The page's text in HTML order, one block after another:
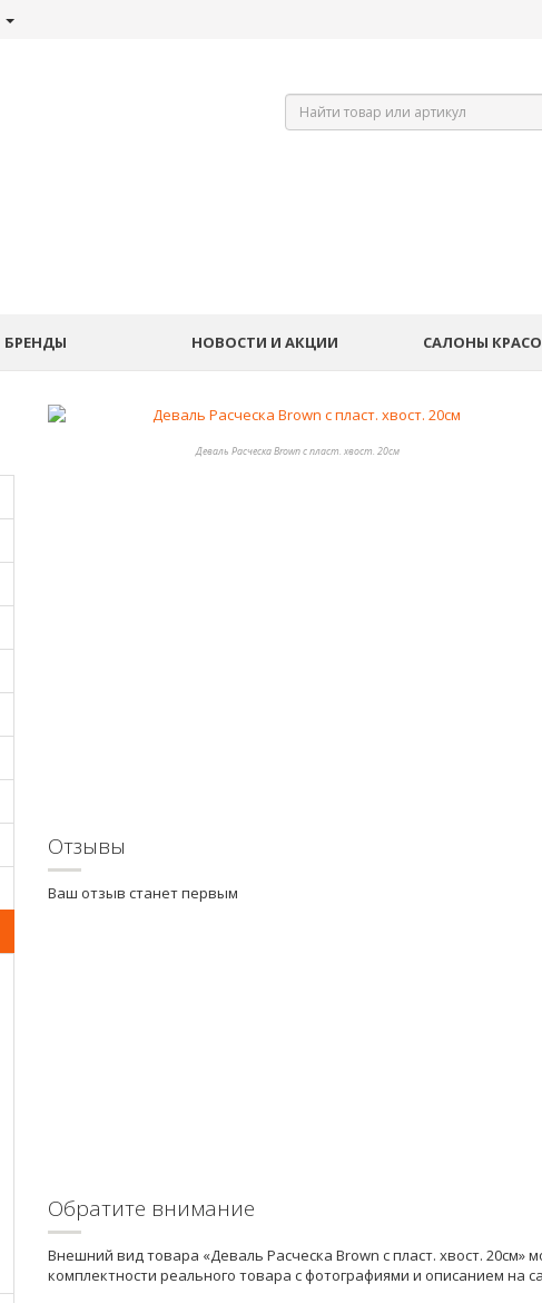
БРЕНДЫ НОВОСТИ И АКЦИИ САЛОНЫ
Деваль Расческа Brown с пласт. хвост. 20см
Отзывы
Ваш отзыв станет первым
Обратите внимание
Внешний вид товара «Деваль Расческа Brown с пласт. хвост.
комплектности реального товара с фотографиями и описанием на